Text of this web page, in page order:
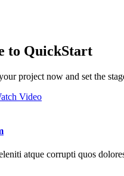
to QuickStart
project now and set the
Video
atque corrupti quos